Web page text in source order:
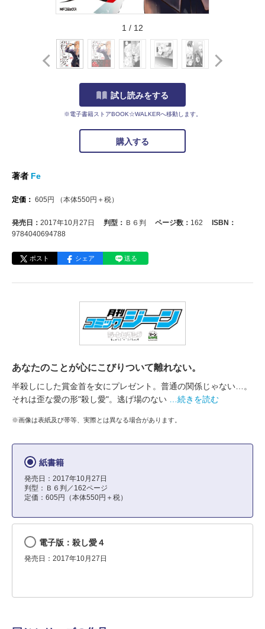
1 / 12
試し読みをする
※電子書籍ストアBOOK☆WALKERへ移動します。
購入する
著者 Fe
定価： 605 円 （本体550円＋税）
発売日： 2017年10月27日 判型： Ｂ６判 ページ数： 162
ISBN：
9784040694788
ポスト シェア 送る
あなたのことが心にこびりついて離れない。
半殺しにした賞金首を女にプレゼント。普通の関係じゃない…。
それは歪な愛の形"殺し愛"。逃げ場のない
…続きを読む
※画像は表紙及び帯等、実際とは異なる場合があります。
紙書籍
発売日：2017年10月27日
判型：Ｂ６判／162ページ
定価：605円（本体550円＋税）
電子版：殺し愛４
発売日：2017年10月27日